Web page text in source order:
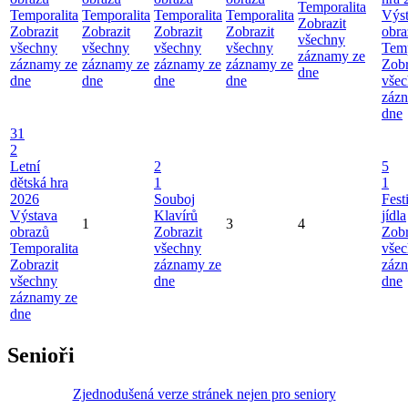
Temporalita
Zobrazit
všechny
záznamy ze
dne
Temporalita
Zobrazit
všechny
záznamy ze
dne
Temporalita
Zobrazit
všechny
záznamy ze
dne
Temporalita
Zobrazit
všechny
záznamy ze
dne
Temporalita
Zobrazit
všechny
záznamy ze
dne
dne
31
2
Letní
dětská hra
2026
Výstava
obrazů
Temporalita
Zobrazit
všechny
záznamy ze
dne
1
2
1
Souboj
Klavírů
Zobrazit
všechny
záznamy ze
dne
3 4
5
1
jídla
dne
Senioři
Zjednodušená verze stránek nejen pro seniory